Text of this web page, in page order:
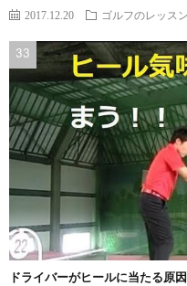
2017.12.20 ゴルフのレッス
ドライバーがヒールに当たる原